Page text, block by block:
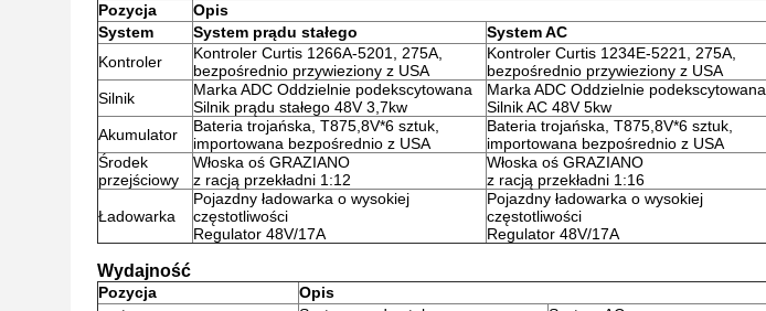
Pozycja
Opis
System
System prądu stałego
System AC
Kontroler
Kontroler Curtis 1266A-5201, 275A,
bezpośrednio przywieziony z USA
Kontroler Curtis 1234E-5221, 275A,
bezpośrednio przywieziony z USA
Silnik
Marka ADC Oddzielnie podekscytowana
Silnik prądu stałego 48V 3,7kw
Marka ADC Oddzielnie podekscytowana
Silnik AC 48V 5kw
Akumulator
Bateria trojańska, T875,8V*6 sztuk,
importowana bezpośrednio z USA
Bateria trojańska, T875,8V*6 sztuk,
importowana bezpośrednio z USA
Środek
przejściowy
Włoska oś GRAZIANO
z racją przekładni 1:12
Włoska oś GRAZIANO
z racją przekładni 1:16
Ładowarka
Pojazdny ładowarka o wysokiej
częstotliwości
Regulator 48V/17A
Pojazdny ładowarka o wysokiej
częstotliwości
Regulator 48V/17A
Wydajność
Pozycja
Opis